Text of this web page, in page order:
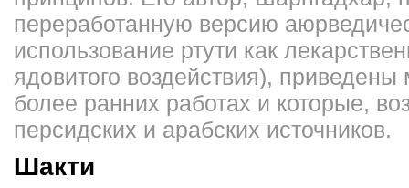
переработанную версию
использование ртути как
ядовитого воздействия),
более ранних работах и которые,
персидских и арабских источников.
Шакти